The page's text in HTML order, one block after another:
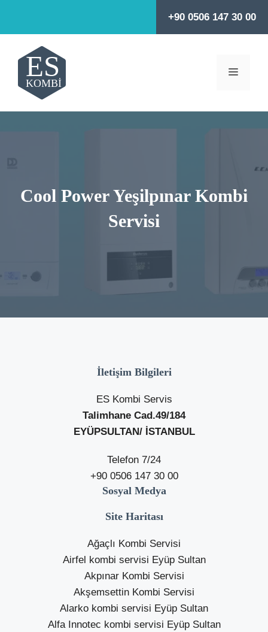
+90 0506 147 30 00
MENÜ
Cool Power Yeşilpınar Kombi
Servisi
İletişim Bilgileri
ES Kombi Servis
Talimhane Cad.49/184
EYÜPSULTAN/ İSTANBUL
Telefon 7/24
+90 0506 147 30 00
Sosyal Medya
Site Haritası
Ağaçlı Kombi Servisi
Airfel kombi servisi Eyüp Sultan
Akpınar Kombi Servisi
Akşemsettin Kombi Servisi
Alarko kombi servisi Eyüp Sultan
Alfa Innotec kombi servisi Eyüp Sultan